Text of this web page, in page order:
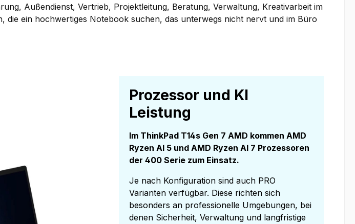
Außendienst, Vertrieb, Projektleitung, Beratung, Verwaltung, Kreativarbeit im
die ein hochwertiges Notebook suchen, das unterwegs nicht nervt und im Büro
Prozessor und KI
Leistung
Im ThinkPad T14s Gen 7 AMD kommen AMD
Ryzen AI 5 und AMD Ryzen AI 7 Prozessoren
der 400 Serie zum Einsatz.
Je nach Konfiguration sind auch PRO
Varianten verfügbar. Diese richten sich
besonders an professionelle Umgebungen, bei
denen Sicherheit, Verwaltung und langfristige